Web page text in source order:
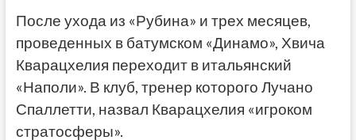
После ухода из «Рубина» и трех месяцев,
проведенных в батумском «Динамо», Хвича
Кварацхелия переходит в итальянский
«Наполи». В клуб, тренер которого Лучано
Спаллетти, назвал Кварацхелия «игроком
стратосферы».